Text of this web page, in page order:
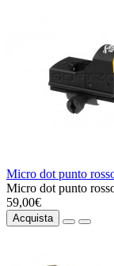
Micro dot punto
Micro dot punto
59,00€
Acquista